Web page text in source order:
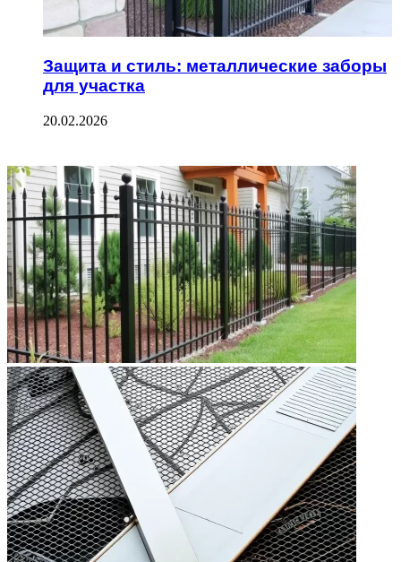
Защита и стиль: металлические заборы
для участка
20.02.2026